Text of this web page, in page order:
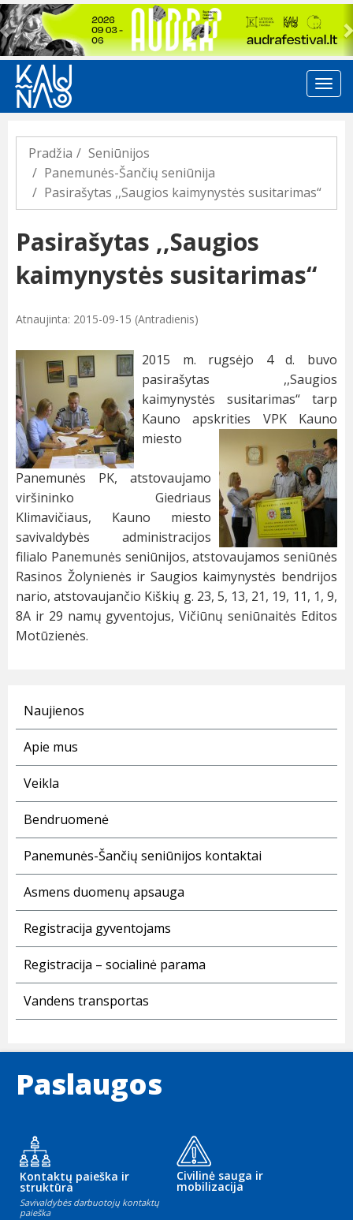
Previous
Pradžia
Seniūnijos
Panemunės-Šančių seniūnija
Pasirašytas ,,Saugios kaimynystės susitarimas“
Pasirašytas ,,Saugios
kaimynystės susitarimas“
Atnaujinta: 2015-09-15 (Antradienis)
2015 m. rugsėjo 4 d. buvo
pasirašytas ,,Saugios
kaimynystės susitarimas“ tarp
Kauno apskrities VPK Kauno
miesto
Panemunės PK, atstovaujamo
viršininko Giedriaus
Klimavičiaus, Kauno miesto
savivaldybės administracijos
filialo Panemunės seniūnijos, atstovaujamos seniūnės
Rasinos Žolynienės ir Saugios kaimynystės bendrijos
nario, atstovaujančio Kiškių g. 23, 5, 13, 21, 19, 11, 1, 9,
8A ir 29 namų gyventojus, Vičiūnų seniūnaitės Editos
Motūzienės.
Naujienos
Apie mus
Veikla
Bendruomenė
Panemunės-Šančių seniūnijos kontaktai
Asmens duomenų apsauga
Registracija gyventojams
Registracija – socialinė parama
Vandens transportas
Paslaugos
Kontaktų paieška ir
struktūra
Savivaldybės darbuotojų kontaktų
paieška
Civilinė sauga ir
mobilizacija